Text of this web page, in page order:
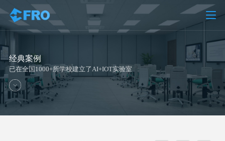
经典案例
已在全国1000+所学校建立了AI+IOT实验室